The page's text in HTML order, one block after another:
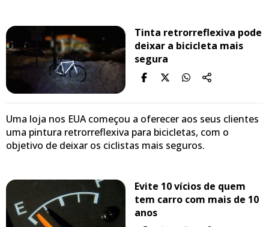
Tinta retrorreflexiva pode
deixar a bicicleta mais
segura
Uma loja nos EUA começou a oferecer aos seus clientes
uma pintura retrorreflexiva para bicicletas, com o
objetivo de deixar os ciclistas mais seguros.
Evite 10 vícios de quem
tem carro com mais de 10
anos